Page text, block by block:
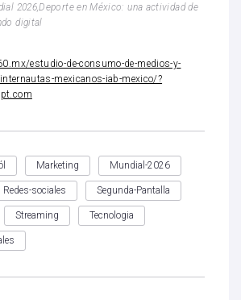
2026,Deporte en México: una actividad de
digital
estudio-de-consumo-de-medios-y-
mexicanos-iab-mexico/?
Marketing Mundial-2026
Redes-sociales Segunda-Pantalla
Streaming Tecnologia